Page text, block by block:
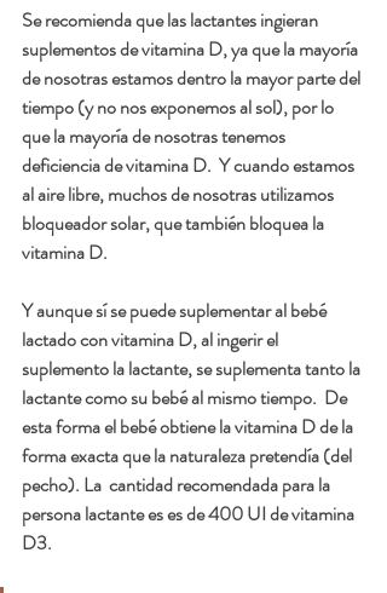
Se recomienda que las lactantes ingieran
suplementos de vitamina D, ya que la mayoría
de nosotras estamos dentro la mayor parte del
tiempo (y no nos exponemos al sol), por lo
que la mayoría de nosotras tenemos
deficiencia de vitamina D.  Y cuando estamos
al aire libre, muchos de nosotras utilizamos
bloqueador solar, que también bloquea la
vitamina D.
Y aunque sí se puede suplementar al bebé
lactado con vitamina D, al ingerir el
suplemento la lactante, se suplementa tanto la
lactante como su bebé al mismo tiempo.  De
esta forma el bebé obtiene la vitamina D de la
forma exacta que la naturaleza pretendía (del
pecho). La  cantidad recomendada para la
persona lactante es es de 400 UI de vitamina
D3.